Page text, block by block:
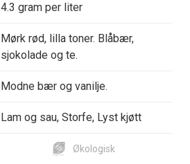
4.3 gram per liter
Mørk rød, lilla toner. Blåbær,
sjokolade og te.
Modne bær og vanilje.
Lam og sau, Storfe, Lyst kjøtt
Økologisk